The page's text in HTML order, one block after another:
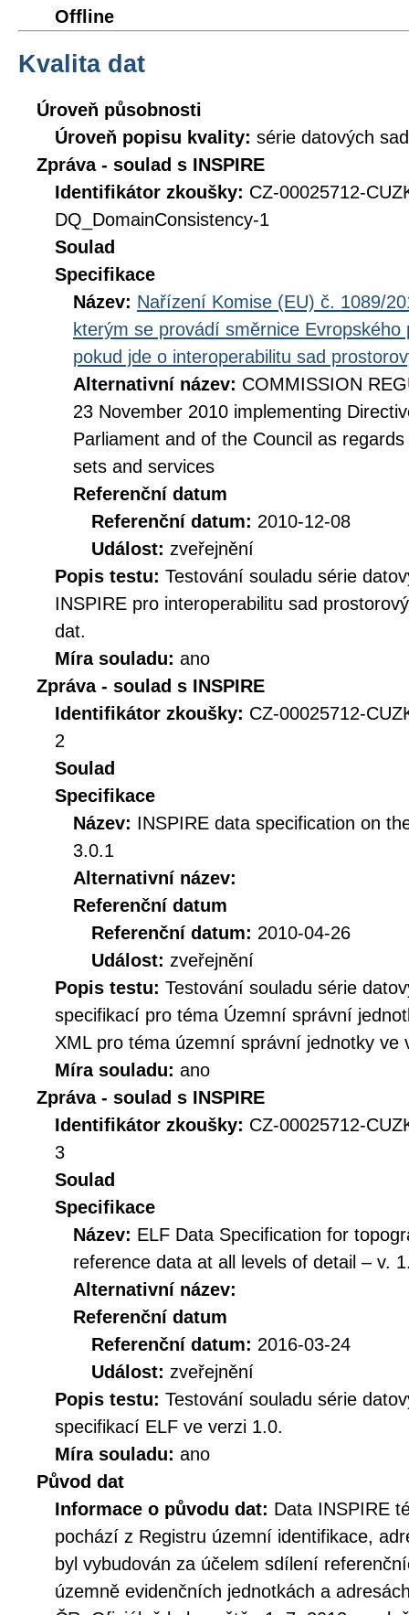
Offline
Kvalita dat
Úroveň působnosti
Úroveň popisu kvality: série datových sad
Zpráva - soulad s INSPIRE
Identifikátor zkoušky: CZ-00025712-
DQ_DomainConsistency-1
Soulad
Specifikace
Název: Nařízení Komise (EU) č. 1089/
kterým se provádí směrnice
pokud jde o interoperabilitu sad
Alternativní název: COMMISSION
23 November 2010 implementing
Parliament and of the Council as
sets and services
Referenční datum
Referenční datum: 2010-12-08
Událost: zveřejnění
Popis testu: Testování souladu série
INSPIRE pro interoperabilitu sad
dat.
Míra souladu: ano
Zpráva - soulad s INSPIRE
Identifikátor zkoušky: CZ-00025712-
2
Soulad
Specifikace
Název: INSPIRE data specification on
3.0.1
Alternativní název:
Referenční datum
Referenční datum: 2010-04-26
Událost: zveřejnění
Popis testu: Testování souladu série
specifikací pro téma Územní správní
XML pro téma územní správní jednotky ve
Míra souladu: ano
Zpráva - soulad s INSPIRE
Identifikátor zkoušky: CZ-00025712-
3
Soulad
Specifikace
Název: ELF Data Specification for
reference data at all levels of detail – v.
Alternativní název:
Referenční datum
Referenční datum: 2016-03-24
Událost: zveřejnění
Popis testu: Testování souladu série
specifikací ELF ve verzi 1.0.
Míra souladu: ano
Původ dat
Informace o původu dat: Data INSPIRE
pochází z Registru územní identifikace,
byl vybudován za účelem sdílení
územně evidenčních jednotkách a